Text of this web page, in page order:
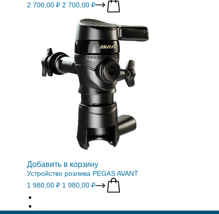
2 700,00 ₽ 2 700,00 ₽
Добавить в корзину
Устройство розлива PEGAS AVANT
1 980,00 ₽ 1 980,00 ₽